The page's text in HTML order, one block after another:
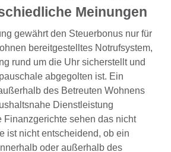
Meinungen
gewährt den Steuerbonus nur für
bereitgestelltes Notrufsystem,
rund um die Uhr sicherstellt und
abgegolten ist. Ein
des Betreuten Wohnens
Dienstleistung
Finanzgerichte sehen das nicht
ist nicht entscheidend, ob ein
oder außerhalb des